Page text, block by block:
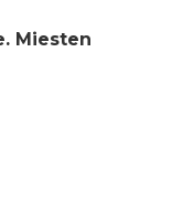
Miesten